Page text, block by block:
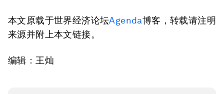
本文原载于世界经济论坛Agenda博客，转载请注明
来源并附上本文链接。
编辑：王灿